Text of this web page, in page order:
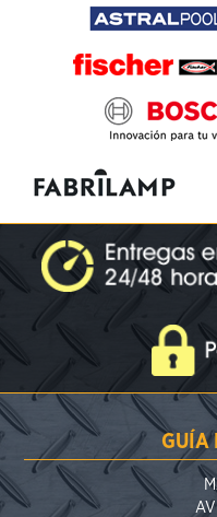
GUÍA